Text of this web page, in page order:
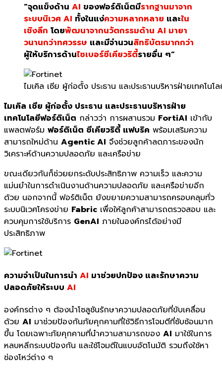
“จุดแข็งด้าน AI ของฟอร์ติเน็ตมีรากฐานมาจาก
ระบบนิเวศ AI ทั้งในแง่ความหลากหลาย และใน
เชิงลึก โดยพัฒนาจากนวัตกรรมด้าน AI มายา
วนานกว่าทศวรรษ และมีจำนวนสิทธิบัตรมากกว่า
ผู้ให้บริการด้านไซเบอร์ซีเคียวริตี้รายอื่น ๆ”
ไมเคิล เซีย ผู้ก่อตั้ง ประธาน และประธานบริหารฝ่ายเทคโนโ
ไมเคิล เซีย ผู้ก่อตั้ง ประธาน และประธานบริหารฝ่าย
เทคโนโลยีฟอร์ติเน็ต กล่าวว่า การผสานรวม FortiAI เข้ากับ
แพลตฟอร์ม ฟอร์ติเน็ต ซีเคียวริตี้ แฟบริค พร้อมเสริมความ
สามารถใหม่ด้าน Agentic AI จึงช่วยลูกค้าลดภาระของนัก
วิเคราะห์ด้านความปลอดภัย และเครือข่าย
ขณะเดียวกันก็ช่วยยกระดับประสิทธิภาพ ความเร็ว และความ
แม่นยำในการดำเนินงานด้านความปลอดภัย และเครือข่ายอีก
ด้วย นอกจากนี้ ฟอร์ติเน็ต ยังขยายความสามารถครอบคลุมทั่ว
ระบบนิเวศโครงข่าย Fabric เพื่อให้ลูกค้าสามารถตรวจสอบ และ
ควบคุมการใช้บริการ GenAI ภายในองค์กรได้อย่างมี
ประสิทธิภาพ
ความจำเป็นในการนำ AI มาช่วยปกป้อง และรักษาความ
ปลอดภัยให้ระบบ AI
องค์กรต่าง ๆ ต้องนำโซลูชันรักษาความปลอดภัยที่ขับเคลื่อน
ด้วย AI มาช่วยป้องกันภัยคุกคามที่ใช้วิธีการโจมตีที่ซับซ้อนมาก
ขึ้น โดยเฉพาะภัยคุกคามที่นำความสามารถของ AI มาใช้ในการ
หลบหลีกระบบป้องกัน และใช้โจมตีในแบบอัตโนมัติ รวมถึงใช้หา
ช่องโหว่ต่าง ๆ